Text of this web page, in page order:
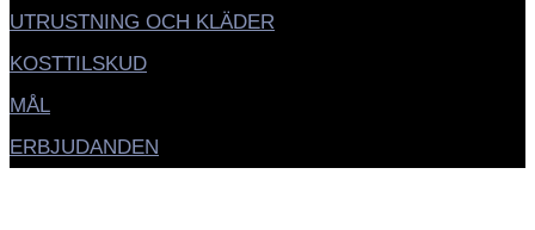
UTRUSTNING OCH KLÄDER
KOSTTILSKUD
MÅL
ERBJUDANDEN